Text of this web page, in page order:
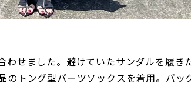
せました。避けていたサンダルを履き
のトング型パーツソックスを着用。バッ